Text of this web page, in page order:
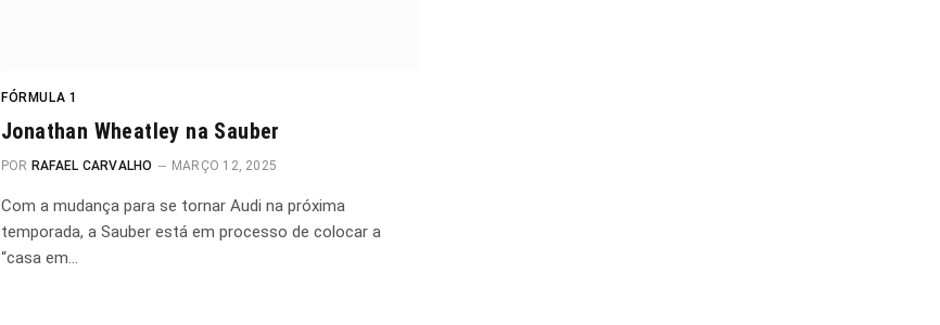
FÓRMULA 1
Jonathan Wheatley na Sauber
POR RAFAEL CARVALHO MARÇO 12, 2025
Com a mudança para se tornar Audi na próxima
temporada, a Sauber está em processo de colocar a
“casa em…